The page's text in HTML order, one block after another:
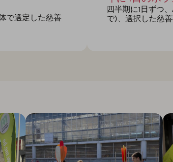
で選定した慈善
四半期に1日ずつ
で)、選択した慈